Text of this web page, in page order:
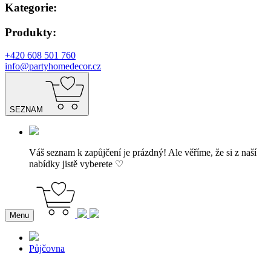
Kategorie:
Produkty:
+420 608 501 760
info@partyhomedecor.cz
SEZNAM
Váš seznam k zapůjčení je prázdný! Ale věříme, že si z naší
nabídky jistě vyberete ♡
Menu
Půjčovna